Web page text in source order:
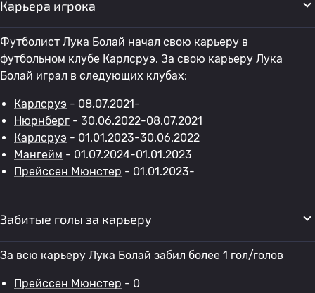
Карьера игрока
Футболист Лука Болай начал свою карьеру в
футбольном клубе Карлсруэ. За свою карьеру Лука
Болай играл в следующих клубах:
Карлсруэ - 08.07.2021-
Нюрнберг - 30.06.2022-08.07.2021
Карлсруэ - 01.01.2023-30.06.2022
Мангейм - 01.07.2024-01.01.2023
Прейссен Мюнстер - 01.01.2023-
Забитые голы за карьеру
За всю карьеру Лука Болай забил более 1 гол/голов
Прейссен Мюнстер - 0